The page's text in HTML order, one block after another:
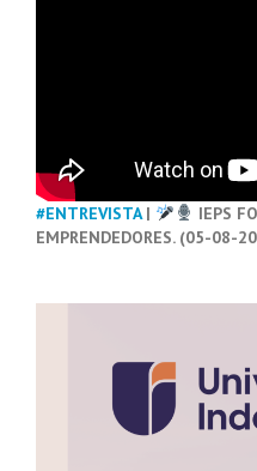
#ENTREVISTA|
IEPS
EMPRENDEDORES. (05-08-